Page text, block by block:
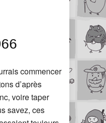
commencer
d’après
voire taper
savez, ces